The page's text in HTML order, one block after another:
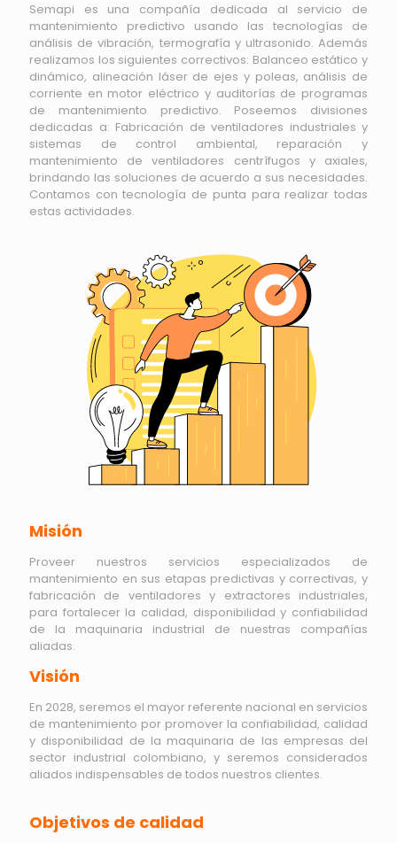
Semapi es una compañía dedicada al servicio de
mantenimiento predictivo usando las tecnologías de
análisis de vibración, termografía y ultrasonido. Además
realizamos los siguientes correctivos: Balanceo estático y
dinámico, alineación láser de ejes y poleas, análisis de
corriente en motor eléctrico y auditorías de programas
de mantenimiento predictivo. Poseemos divisiones
dedicadas a: Fabricación de ventiladores industriales y
sistemas de control ambiental, reparación y
mantenimiento de ventiladores centrífugos y axiales,
brindando las soluciones de acuerdo a sus necesidades.
Contamos con tecnología de punta para realizar todas
estas actividades.
Misión
Proveer nuestros servicios especializados de
mantenimiento en sus etapas predictivas y correctivas, y
fabricación de ventiladores y extractores industriales,
para fortalecer la calidad, disponibilidad y confiabilidad
de la maquinaria industrial de nuestras compañías
aliadas.
Visión
En 2028, seremos el mayor referente nacional en servicios
de mantenimiento por promover la confiabilidad, calidad
y disponibilidad de la maquinaria de las empresas del
sector industrial colombiano, y seremos considerados
aliados indispensables de todos nuestros clientes.
Objetivos de calidad